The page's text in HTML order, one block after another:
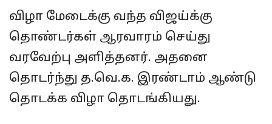
விழா மேடைக்கு வந்த விஜய்க்கு
தொண்டர்கள் ஆரவாரம் செய்து
வரவேற்பு அளித்தனர். அதனை
தொடர்ந்து த.வெ.க. இரண்டாம் ஆண்டு
தொடக்க விழா தொடங்கியது.